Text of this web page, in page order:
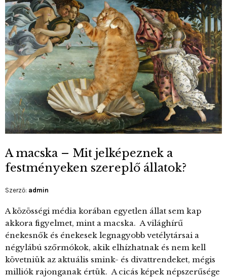
A macska – Mit jelképeznek a
festményeken szereplő állatok?
Szerző: admin
A közösségi média korában egyetlen állat sem kap
akkora figyelmet, mint a macska. A világhírű
énekesnők és énekesek legnagyobb vetélytársai a
négylábú szőrmókok, akik elhízhatnak és nem kell
követniük az aktuális smink- és divattrendeket, mégis
milliók rajonganak értük. A cicás képek népszerűsége